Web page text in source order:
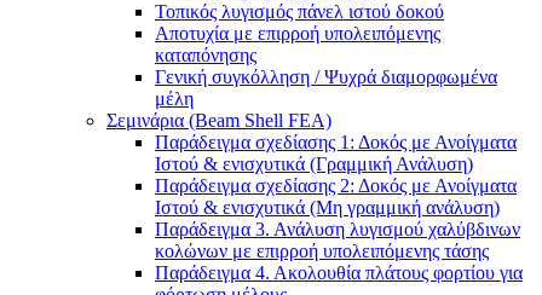
Τοπικός λυγισμός πάνελ ιστού δοκού
Αποτυχία με επιρροή υπολειπόμενης
καταπόνησης
Γενική συγκόλληση / Ψυχρά διαμορφωμένα
μέλη
Σεμινάρια (Beam Shell FEA)
Παράδειγμα σχεδίασης 1: Δοκός με Ανοίγματα
Ιστού & ενισχυτικά (Γραμμική Ανάλυση)
Παράδειγμα σχεδίασης 2: Δοκός με Ανοίγματα
Ιστού & ενισχυτικά (Μη γραμμική ανάλυση)
Παράδειγμα 3. Ανάλυση λυγισμού χαλύβδινων
κολώνων με επιρροή υπολειπόμενης τάσης
Παράδειγμα 4. Ακολουθία πλάτους φορτίου για